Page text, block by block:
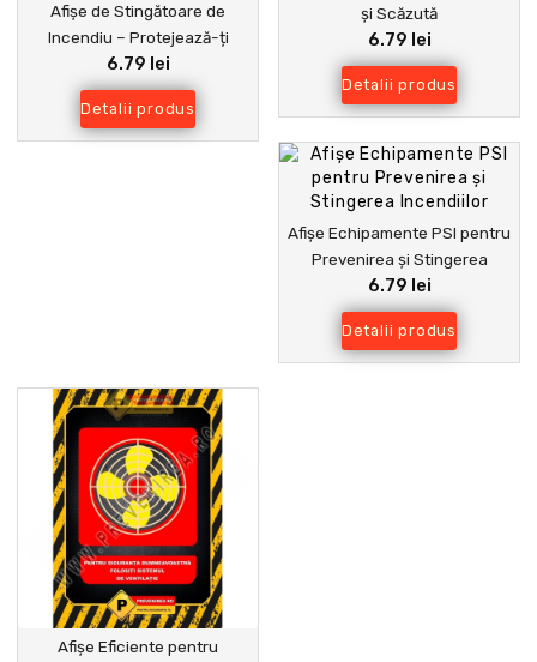
Afișe de Stingătoare de
Incendiu – Protejează-ți
Angajații și Clădirea
6.79 lei
Detalii produs
și Scăzută
6.79 lei
Detalii produs
Afișe Echipamente PSI pentru
Prevenirea și Stingerea
Incendiilor
6.79 lei
Detalii produs
Afișe Eficiente pentru